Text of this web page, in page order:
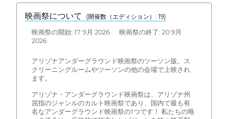
映画祭について (開催数（エディション）: 19)
映画祭の開始: 17 9月 2026 映画祭の終了: 20 9月
2026
アリゾナアンダーグラウンド映画祭のツーソン版。ス
クリーニングルームやツーソンの他の会場で上映され
ます。
アリゾナ・アンダーグラウンド映画祭は、アリゾナ州
屈指のジャンルのカルト映画祭であり、国内で最も有
名なアンダーグラウンド映画祭の1つです！ 私たちの唯